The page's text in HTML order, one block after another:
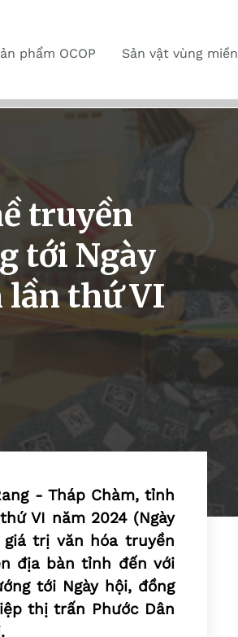
phẩm OCOP Sản vật vùng miền
truyền
tới Ngày
lần thứ VI
- Tháp Chàm, tỉnh
VI năm 2024 (Ngày
trị văn hóa truyền
địa bàn tỉnh đến với
tới Ngày hội, đồng
thị trấn Phước Dân